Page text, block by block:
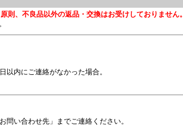
原則、不良品以外の返品・交換はお受けしておりません。
以内にご連絡がなかった場合。
問い合わせ先」までご連絡ください。